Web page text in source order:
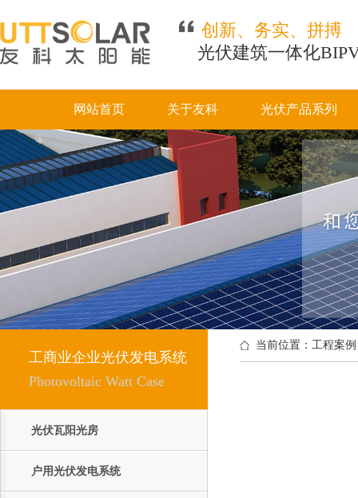
创新、务实、拼搏
光伏建筑一体化
网站首页 关于友科 光伏产品系列
工商业企业光伏发电系统
Photovoltaic Watt Case
光伏瓦阳光房
户用光伏发电系统
当前位置：工程案